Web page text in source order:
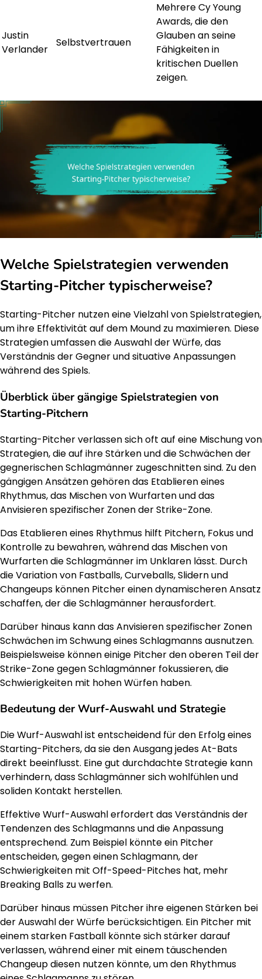
Justin
Verlander
Selbstvertrauen
Mehrere Cy Young
Awards, die den
Glauben an seine
Fähigkeiten in
kritischen Duellen
zeigen.
Welche Spielstrategien verwenden
Starting-Pitcher typischerweise?
Starting-Pitcher nutzen eine Vielzahl von Spielstrategien,
um ihre Effektivität auf dem Mound zu maximieren. Diese
Strategien umfassen die Auswahl der Würfe, das
Verständnis der Gegner und situative Anpassungen
während des Spiels.
Überblick über gängige Spielstrategien von
Starting-Pitchern
Starting-Pitcher verlassen sich oft auf eine Mischung von
Strategien, die auf ihre Stärken und die Schwächen der
gegnerischen Schlagmänner zugeschnitten sind. Zu den
gängigen Ansätzen gehören das Etablieren eines
Rhythmus, das Mischen von Wurfarten und das
Anvisieren spezifischer Zonen der Strike-Zone.
Das Etablieren eines Rhythmus hilft Pitchern, Fokus und
Kontrolle zu bewahren, während das Mischen von
Wurfarten die Schlagmänner im Unklaren lässt. Durch
die Variation von Fastballs, Curveballs, Slidern und
Changeups können Pitcher einen dynamischeren Ansatz
schaffen, der die Schlagmänner herausfordert.
Darüber hinaus kann das Anvisieren spezifischer Zonen
Schwächen im Schwung eines Schlagmanns ausnutzen.
Beispielsweise können einige Pitcher den oberen Teil der
Strike-Zone gegen Schlagmänner fokussieren, die
Schwierigkeiten mit hohen Würfen haben.
Bedeutung der Wurf-Auswahl und Strategie
Die Wurf-Auswahl ist entscheidend für den Erfolg eines
Starting-Pitchers, da sie den Ausgang jedes At-Bats
direkt beeinflusst. Eine gut durchdachte Strategie kann
verhindern, dass Schlagmänner sich wohlfühlen und
soliden Kontakt herstellen.
Effektive Wurf-Auswahl erfordert das Verständnis der
Tendenzen des Schlagmanns und die Anpassung
entsprechend. Zum Beispiel könnte ein Pitcher
entscheiden, gegen einen Schlagmann, der
Schwierigkeiten mit Off-Speed-Pitches hat, mehr
Breaking Balls zu werfen.
Darüber hinaus müssen Pitcher ihre eigenen Stärken bei
der Auswahl der Würfe berücksichtigen. Ein Pitcher mit
einem starken Fastball könnte sich stärker darauf
verlassen, während einer mit einem täuschenden
Changeup diesen nutzen könnte, um den Rhythmus